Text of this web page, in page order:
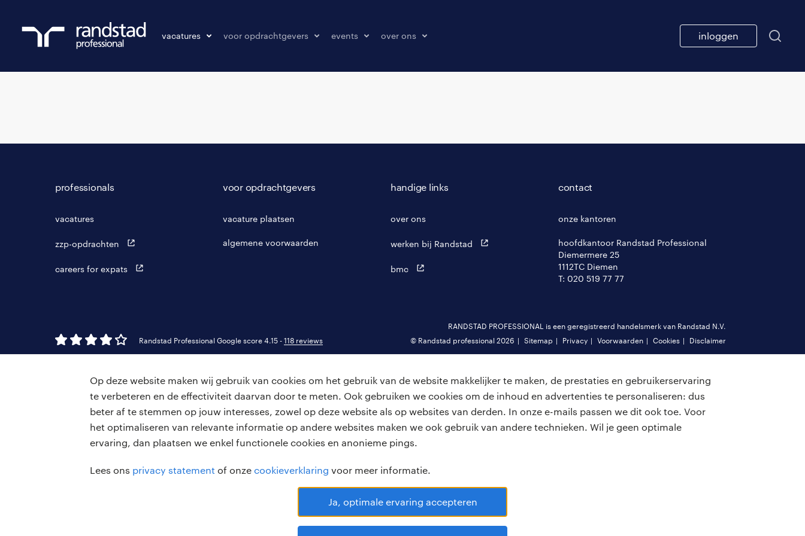
Op deze website maken wij gebruik van cookies om het gebruik van de website makkelijker te maken, de prestaties en gebruikerservaring
te verbeteren en de effectiviteit daarvan door te meten. Ook gebruiken we cookies om de inhoud en advertenties te personaliseren: dus
beter af te stemmen op jouw interesses, zowel op deze website als op websites van derden. In onze e-mails passen we dit ook toe. Voor
het optimaliseren van relevante informatie op andere websites maken we ook gebruik van andere technieken. Wil je geen optimale
ervaring, dan plaatsen we enkel functionele cookies en anonieme pings.
Lees ons privacy statement of onze cookieverklaring voor meer informatie.
Ja, optimale ervaring accepteren
vacatures voor opdrachtgevers events over ons inloggen
professionals
vacatures
zzp-opdrachten
careers for expats
voor opdrachtgevers
vacature plaatsen
algemene voorwaarden
handige links
over ons
werken bij Randstad
bmc
contact
onze kantoren
hoofdkantoor Randstad Professional
Diemermere 25
1112TC Diemen
T: 020 519 77 77
Randstad Professional Google score 4.15 - 118 reviews
RANDSTAD PROFESSIONAL is een geregistreerd handelsmerk van Randstad N.V.
© Randstad professional 2026
Sitemap Privacy Voorwaarden Cookies Disclaimer